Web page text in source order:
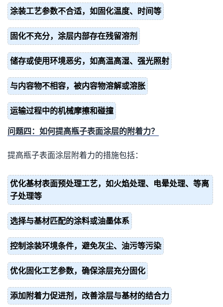
涂装工艺参数不合适，如固化温度、时间等
固化不充分，涂层内部存在残留溶剂
储存或使用环境恶劣，如高温高湿、强光照射
与内容物不相容，被内容物溶解或溶胀
运输过程中的机械摩擦和碰撞
问题四：如何提高瓶子表面涂层的附着力？
提高瓶子表面涂层附着力的措施包括：
优化基材表面预处理工艺，如火焰处理、电晕处理、等离
子处理等
选择与基材匹配的涂料或油墨体系
控制涂装环境条件，避免灰尘、油污等污染
优化固化工艺参数，确保涂层充分固化
添加附着力促进剂，改善涂层与基材的结合力